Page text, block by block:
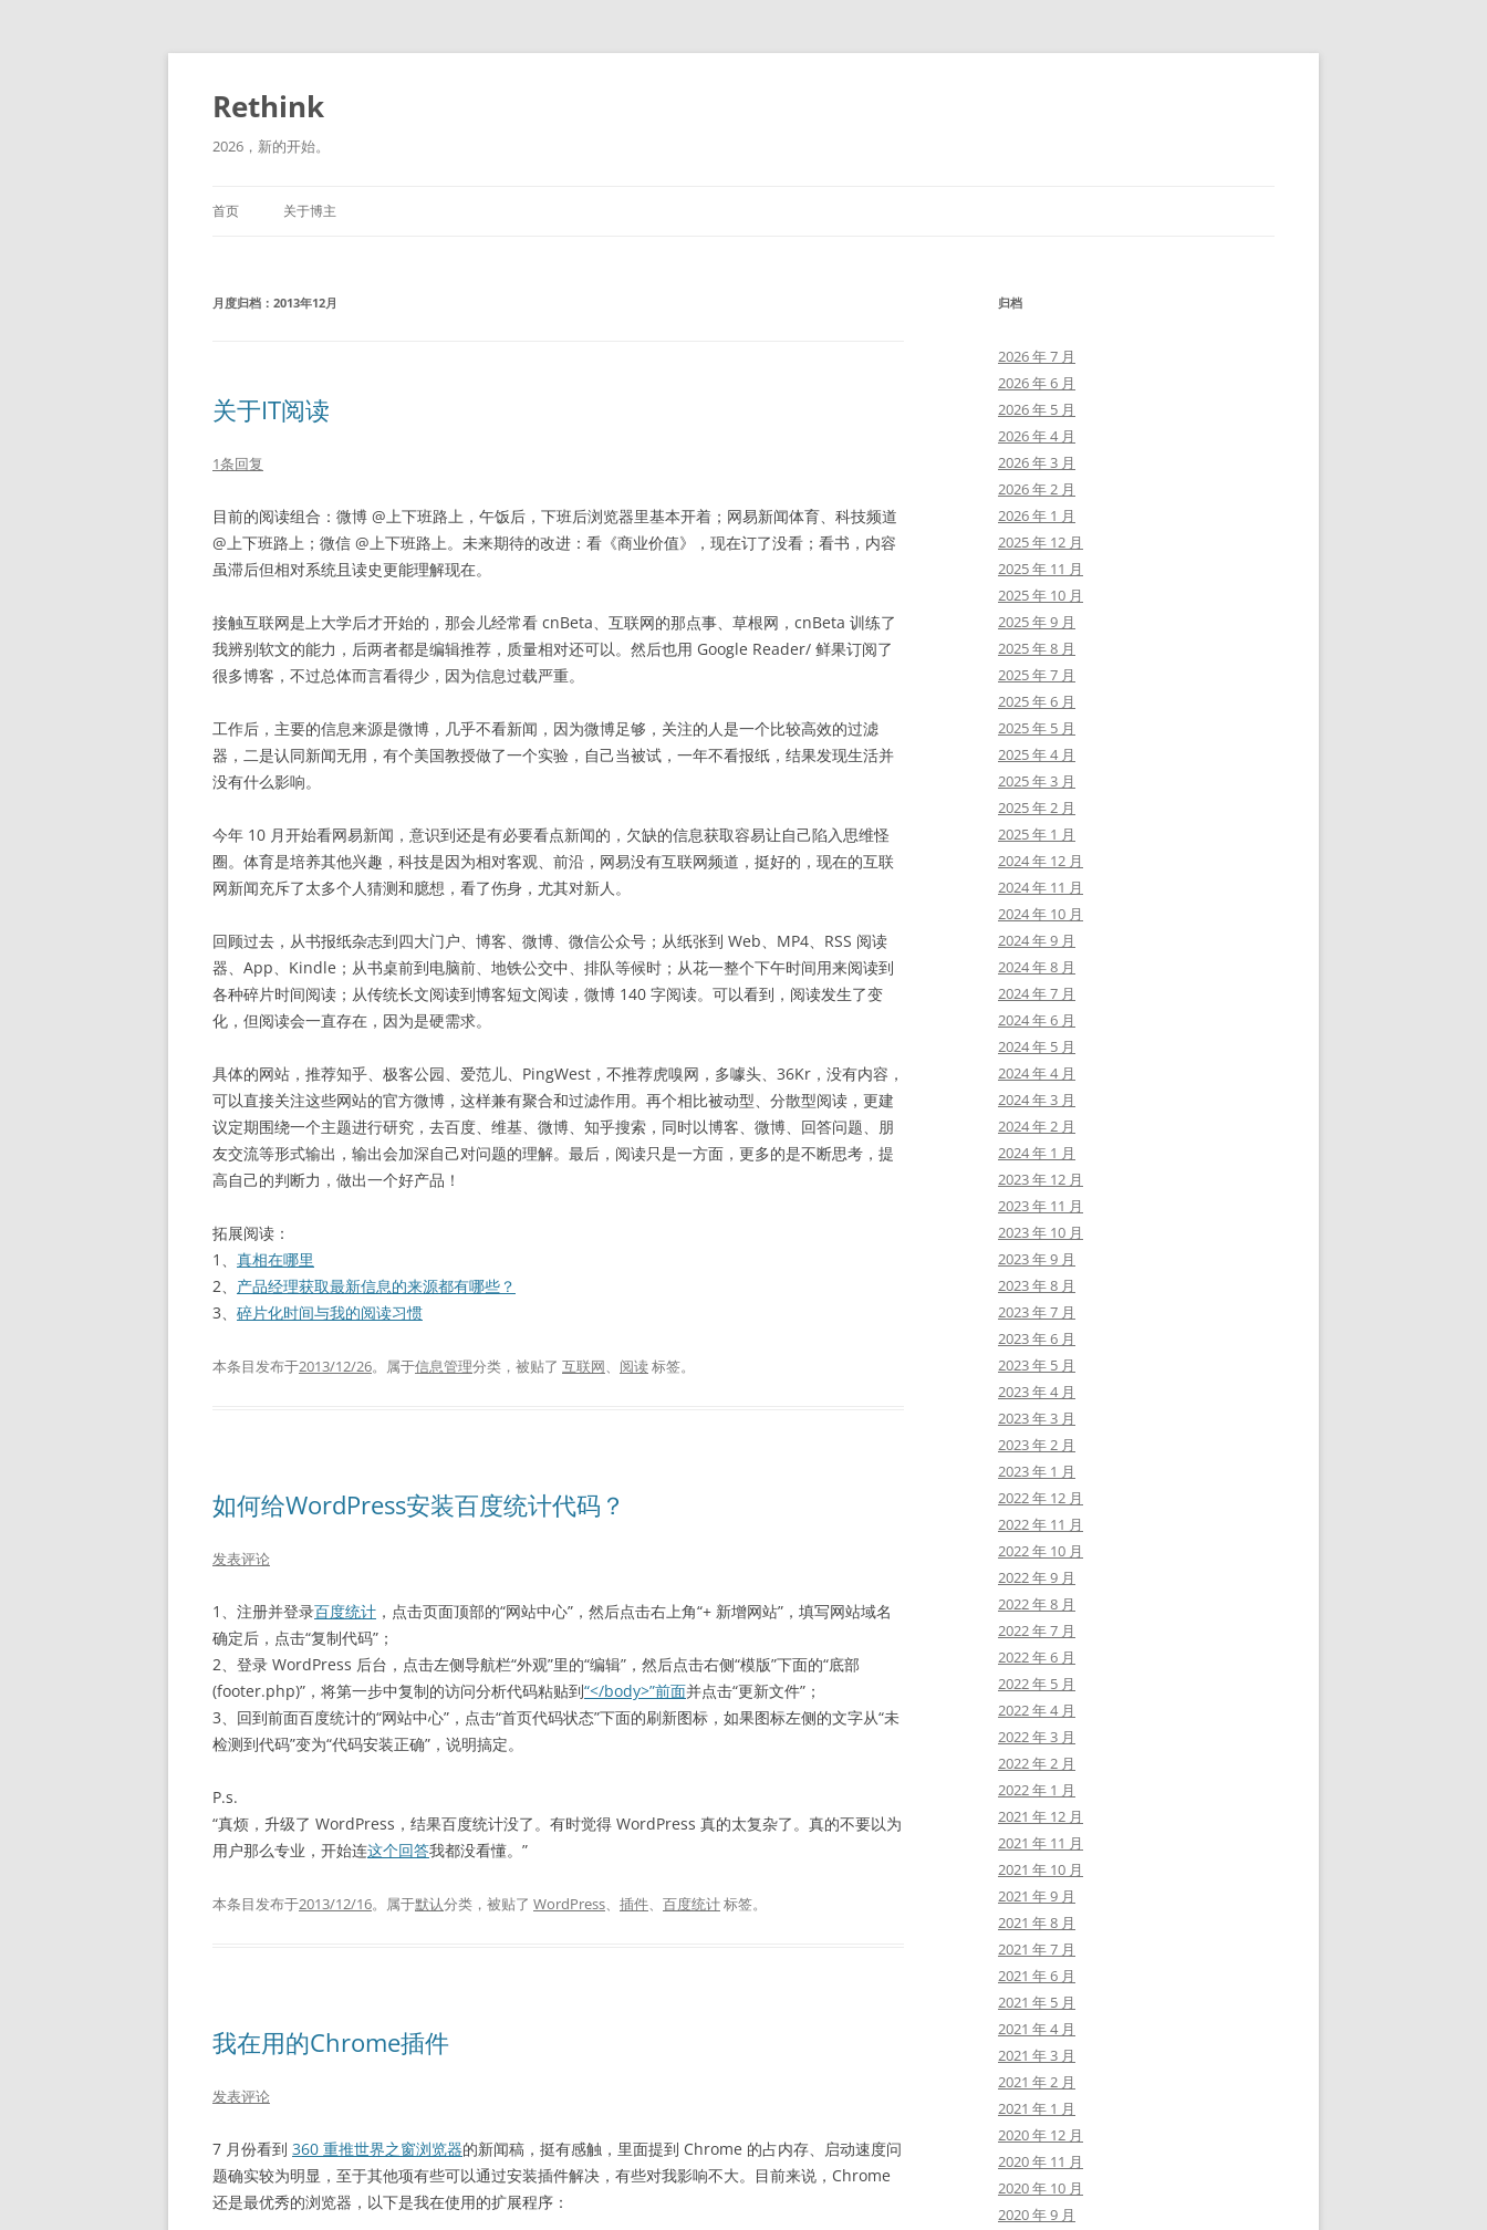
跳
文
Rethink
2026，新的开始。
首页 关于博主
月度归档： 2013年12月
关于IT阅读
1条回复
目前的阅读组合：微博 @上下班路上，午饭后，下班后浏览器里基本开着；网易新闻体育、科技频道
@上下班路上；微信 @上下班路上。未来期待的改进：看《商业价值》，现在订了没看；看书，内容
虽滞后但相对系统且读史更能理解现在。
接触互联网是上大学后才开始的，那会儿经常看 cnBeta、互联网的那点事、草根网，cnBeta 训练了
我辨别软文的能力，后两者都是编辑推荐，质量相对还可以。然后也用 Google Reader/ 鲜果订阅了
很多博客，不过总体而言看得少，因为信息过载严重。
工作后，主要的信息来源是微博，几乎不看新闻，因为微博足够，关注的人是一个比较高效的过滤
器，二是认同新闻无用，有个美国教授做了一个实验，自己当被试，一年不看报纸，结果发现生活并
没有什么影响。
今年 10 月开始看网易新闻，意识到还是有必要看点新闻的，欠缺的信息获取容易让自己陷入思维怪
圈。体育是培养其他兴趣，科技是因为相对客观、前沿，网易没有互联网频道，挺好的，现在的互联
网新闻充斥了太多个人猜测和臆想，看了伤身，尤其对新人。
回顾过去，从书报纸杂志到四大门户、博客、微博、微信公众号；从纸张到 Web、MP4、RSS 阅读
器、App、Kindle；从书桌前到电脑前、地铁公交中、排队等候时；从花一整个下午时间用来阅读到
各种碎片时间阅读；从传统长文阅读到博客短文阅读，微博 140 字阅读。可以看到，阅读发生了变
化，但阅读会一直存在，因为是硬需求。
具体的网站，推荐知乎、极客公园、爱范儿、PingWest，不推荐虎嗅网，多噱头、36Kr，没有内容，
可以直接关注这些网站的官方微博，这样兼有聚合和过滤作用。再个相比被动型、分散型阅读，更建
议定期围绕一个主题进行研究，去百度、维基、微博、知乎搜索，同时以博客、微博、回答问题、朋
友交流等形式输出，输出会加深自己对问题的理解。最后，阅读只是一方面，更多的是不断思考，提
高自己的判断力，做出一个好产品！
拓展阅读：
1、 真相在哪里
2、 产品经理获取最新信息的来源都有哪些？
3、 碎片化时间与我的阅读习惯
本条目发布于2013/12/26。属于信息管理分类，被贴了 互联网、 阅读标签。
如何给WordPress安装百度统计代码？
发表评论
1、注册并登录百度统计 ，点击页面顶部的“网站中心”，然后点击右上角“+ 新增网站”，填写网站域名
确定后，点击“复制代码”；
2、登录 WordPress 后台，点击左侧导航栏“外观”里的“编辑”，然后点击右侧“模版”下面的“底部
(footer.php)”，将第一步中复制的访问分析代码粘贴到“</body>”前面并点击“更新文件”；
3、回到前面百度统计的“网站中心”，点击“首页代码状态”下面的刷新图标，如果图标左侧的文字从“未
检测到代码”变为“代码安装正确”，说明搞定。
P.s.
“真烦，升级了 WordPress，结果百度统计没了。有时觉得 WordPress 真的太复杂了。真的不要以为
用户那么专业，开始连这个回答我都没看懂。”
本条目发布于2013/12/16。属于默认分类，被贴了 WordPress、 插件、 百度统计标签。
我在用的Chrome插件
发表评论
7 月份看到 360 重推世界之窗浏览器的新闻稿，挺有感触，里面提到 Chrome 的占内存、启动速度问
题确实较为明显，至于其他项有些可以通过安装插件解决，有些对我影响不大。目前来说，Chrome
还是最优秀的浏览器，以下是我在使用的扩展程序：
归档
2026 年 7 月
2026 年 6 月
2026 年 5 月
2026 年 4 月
2026 年 3 月
2026 年 2 月
2026 年 1 月
2025 年 12 月
2025 年 11 月
2025 年 10 月
2025 年 9 月
2025 年 8 月
2025 年 7 月
2025 年 6 月
2025 年 5 月
2025 年 4 月
2025 年 3 月
2025 年 2 月
2025 年 1 月
2024 年 12 月
2024 年 11 月
2024 年 10 月
2024 年 9 月
2024 年 8 月
2024 年 7 月
2024 年 6 月
2024 年 5 月
2024 年 4 月
2024 年 3 月
2024 年 2 月
2024 年 1 月
2023 年 12 月
2023 年 11 月
2023 年 10 月
2023 年 9 月
2023 年 8 月
2023 年 7 月
2023 年 6 月
2023 年 5 月
2023 年 4 月
2023 年 3 月
2023 年 2 月
2023 年 1 月
2022 年 12 月
2022 年 11 月
2022 年 10 月
2022 年 9 月
2022 年 8 月
2022 年 7 月
2022 年 6 月
2022 年 5 月
2022 年 4 月
2022 年 3 月
2022 年 2 月
2022 年 1 月
2021 年 12 月
2021 年 11 月
2021 年 10 月
2021 年 9 月
2021 年 8 月
2021 年 7 月
2021 年 6 月
2021 年 5 月
2021 年 4 月
2021 年 3 月
2021 年 2 月
2021 年 1 月
2020 年 12 月
2020 年 11 月
2020 年 10 月
2020 年 9 月